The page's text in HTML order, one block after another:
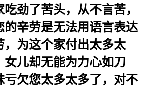
劲了苦头，从不言苦，
的辛劳是无法用语言表达
，为这个家付出太多太
女儿却无能为力心如刀
亏欠您太多太多了，对不